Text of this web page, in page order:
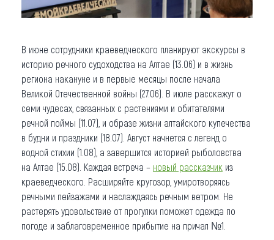
В июне сотрудники краеведческого планируют экскурсы в
историю речного судоходства на Алтае (13.06) и в жизнь
региона накануне и в первые месяцы после начала
Великой Отечественной войны (27.06). В июле расскажут о
семи чудесах, связанных с растениями и обитателями
речной поймы (11.07), и образе жизни алтайского купечества
в будни и праздники (18.07). Август начнется с легенд о
водной стихии (1.08), а завершится историей рыболовства
на Алтае (15.08). Каждая встреча – новый рассказчик из
краеведческого. Расширяйте кругозор, умиротворяясь
речными пейзажами и наслаждаясь речным ветром. Не
растерять удовольствие от прогулки поможет одежда по
погоде и заблаговременное прибытие на причал №1.